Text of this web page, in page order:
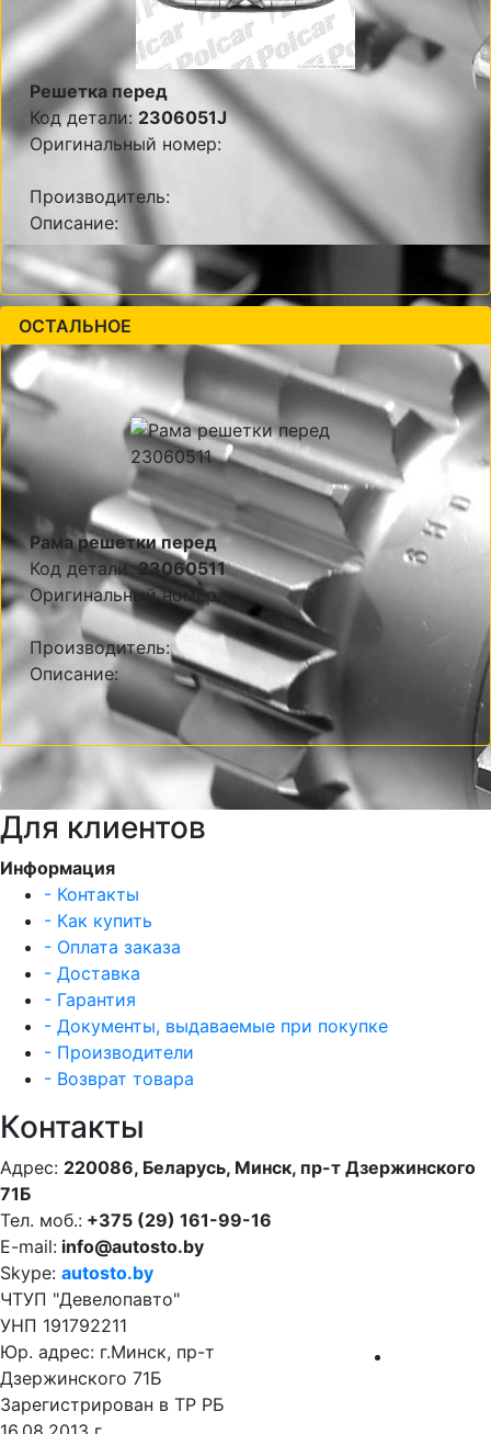
Решетка перед
Код детали: 2306051J
Оригинальный номер:
Производитель:
Описание:
ОСТАЛЬНОЕ
Рама решетки перед
Код детали:23060511
Оригинальный номер:
Производитель:
Описание:
Для клиентов
Информация
- Контакты
- Как купить
- Оплата заказа
- Доставка
- Гарантия
- Документы, выдаваемые при покупке
- Производители
- Возврат товара
Контакты
Адрес: 220086, Беларусь, Минск, пр-т Дзержинского
71Б
Тел. моб.: +375 (29) 161-99-16
E-mail: info@autosto.by
Skype: autosto.by
ЧТУП "Девелопавто"
УНП 191792211
Юр. адрес: г.Минск, пр-т
Дзержинского 71Б
Зарегистрирован в ТР РБ